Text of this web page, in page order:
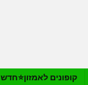
קופונים לאמזון⭐️חדש